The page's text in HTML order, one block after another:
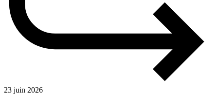
23 juin 2026